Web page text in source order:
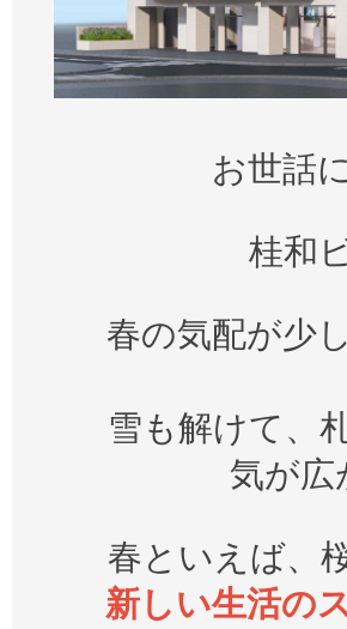
お世話
桂和
春の気配が少
雪も解けて、
気が広
春といえば、
新しい生活の